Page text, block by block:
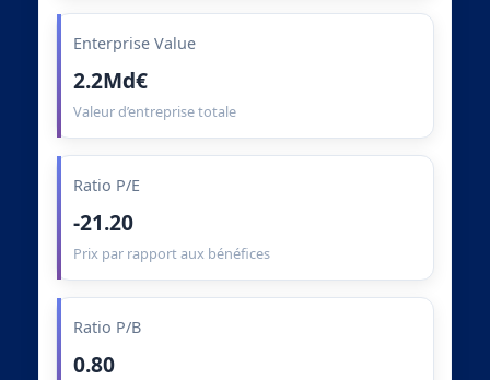
Enterprise Value
2.2Md€
Valeur d’entreprise totale
Ratio P/E
-21.20
Prix par rapport aux bénéfices
Ratio P/B
0.80